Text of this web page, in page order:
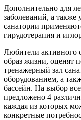
Дополнительно для
заболеваний, а также
санатории
гирудотерапия и
Любители активного
образ жизни, оценят
тренажерный зал
оборудованием, а
бассейн. На выбор
предложено 4
каждая из которых
конкретные